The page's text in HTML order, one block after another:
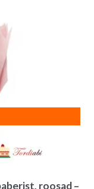
roosad –